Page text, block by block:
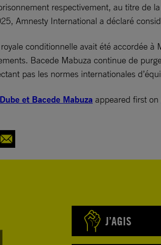
respectivement, au titre de
Amnesty International a déclaré
conditionnelle avait été accordée
Bacede Mabuza continue de
pas les normes internationales
et Bacede Mabuza appeared first on
J’AGIS